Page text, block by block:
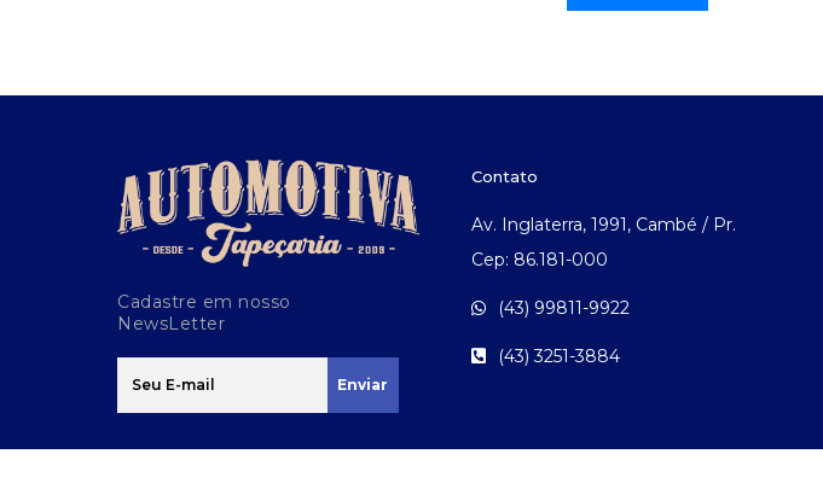
Cadastre em nosso
NewsLetter
Enviar
Contato
Av. Inglaterra, 1991, Cambé / Pr.
Cep: 86.181-000
(43) 99811-9922
(43) 3251-3884